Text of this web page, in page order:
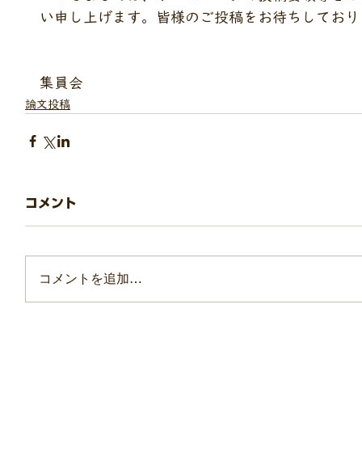
い申し上げます。皆様のご投稿をお待ちしてお
集員会
論文投稿
コメント
コメントを追加…